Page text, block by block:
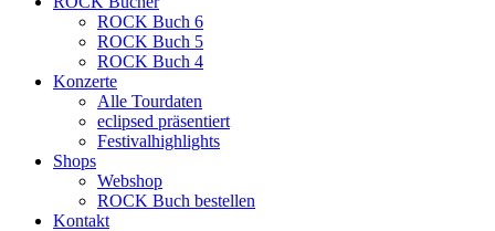
ROCK Buch 6
ROCK Buch 5
ROCK Buch 4
Konzerte
Alle Tourdaten
eclipsed präsentiert
Festivalhighlights
Shops
Webshop
ROCK Buch bestellen
Kontakt